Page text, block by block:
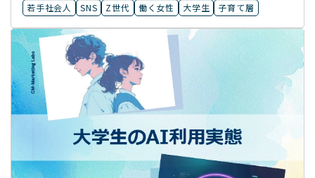
若手社会人 SNS Z世代 働く女性 大学生 子育て層